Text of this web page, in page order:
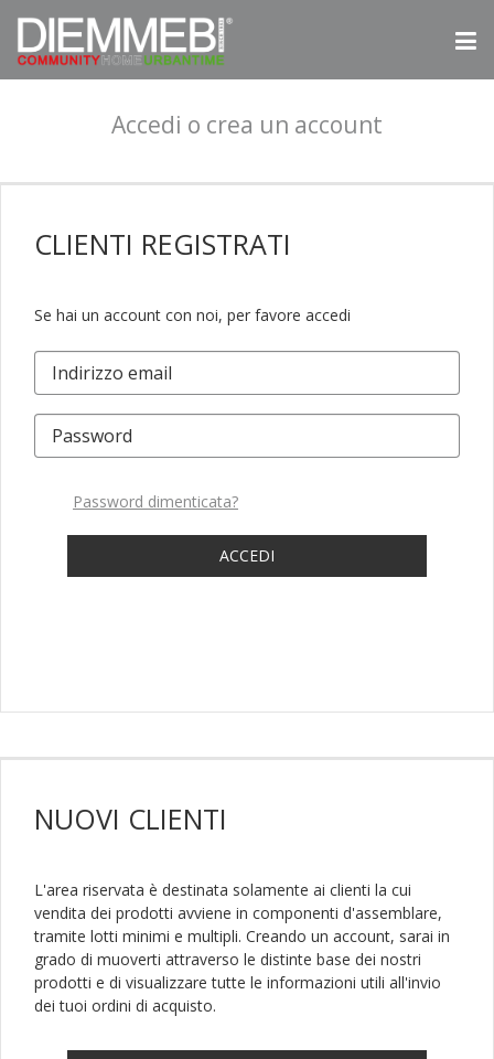
Accedi o crea un account
CLIENTI REGISTRATI
Se hai un account con noi, per favore accedi
Password dimenticata?
ACCEDI
NUOVI CLIENTI
L'area riservata è destinata solamente ai clienti la cui
vendita dei prodotti avviene in componenti d'assemblare,
tramite lotti minimi e multipli. Creando un account, sarai in
grado di muoverti attraverso le distinte base dei nostri
prodotti e di visualizzare tutte le informazioni utili all'invio
dei tuoi ordini di acquisto.